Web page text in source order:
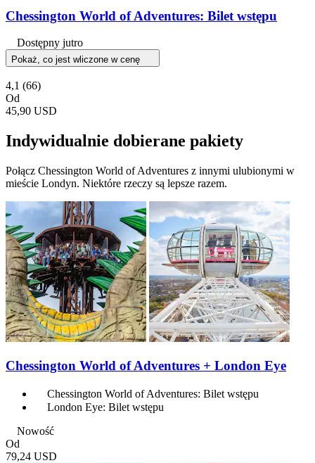
Chessington World of Adventures: Bilet wstępu
Dostępny jutro
Pokaż, co jest wliczone w cenę
4,1 (66)
Od
45,90 USD
Indywidualnie dobierane pakiety
Połącz Chessington World of Adventures z innymi ulubionymi w
mieście Londyn. Niektóre rzeczy są lepsze razem.
Chessington World of Adventures + London Eye
Chessington World of Adventures: Bilet wstępu
London Eye: Bilet wstępu
Nowość
Od
79,24 USD